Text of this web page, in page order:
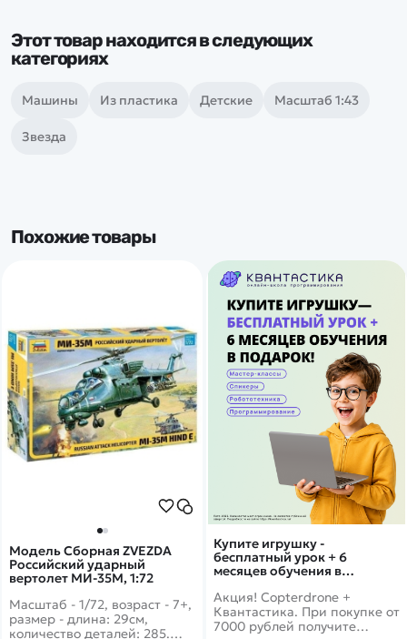
Этот товар находится в следующих
категориях
Машины Из пластика Детские Масштаб 1:43
Звезда
Похожие товары
Купите игрушку -
бесплатный урок + 6
месяцев обучения в
Акция! Copterdrone +
Квантастика. При покупке от
7000 рублей получите
Модель Сборная ZVEZDA
Российский ударный
вертолет МИ-35М, 1:72
Масштаб - 1/72, возраст - 7+,
размер - длина: 29см,
количество деталей: 285.